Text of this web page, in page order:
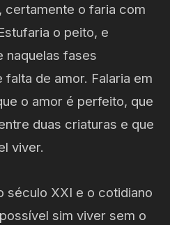
certamente o faria com
o peito, e
naquelas fases
de amor. Falaria em
o amor é perfeito, que
duas criaturas e que
viver.
século XXI e o cotidiano
sim viver sem o